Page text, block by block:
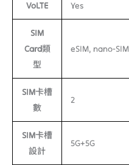
VoLTE Yes
SIM
Card類
型
eSIM, nano-SIM
SIM卡槽
數
2
SIM卡槽
設計
5G+5G